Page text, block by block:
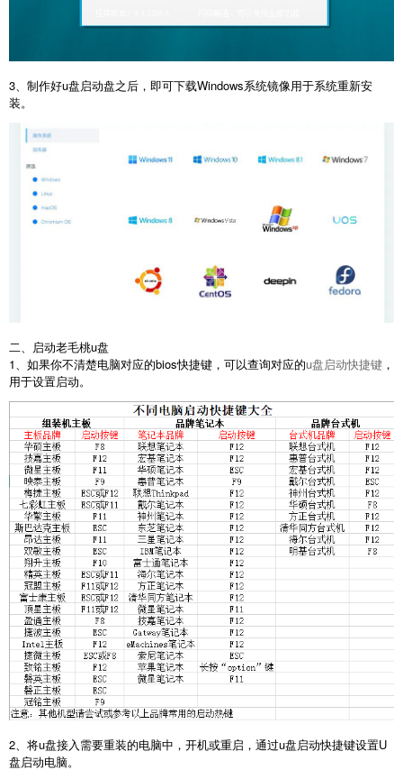
3、制作好u盘启动盘之后，即可下载Windows系统镜像用于系统重新安
装。
二、启动老毛桃u盘
1、如果你不清楚电脑对应的bios快捷键，可以查询对应的u盘启动快捷键 ，
用于设置启动。
2、将u盘接入需要重装的电脑中，开机或重启，通过u盘启动快捷键设置U
盘启动电脑。